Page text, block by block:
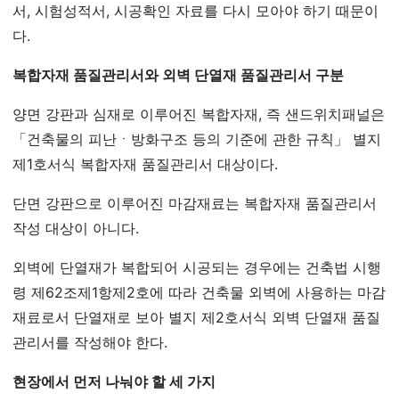
서, 시험성적서, 시공확인 자료를 다시 모아야 하기 때문이
다.
복합자재 품질관리서와 외벽 단열재 품질관리서 구분
양면 강판과 심재로 이루어진 복합자재, 즉 샌드위치패널은
「건축물의 피난ㆍ방화구조 등의 기준에 관한 규칙」 별지
제1호서식 복합자재 품질관리서 대상이다.
단면 강판으로 이루어진 마감재료는 복합자재 품질관리서
작성 대상이 아니다.
외벽에 단열재가 복합되어 시공되는 경우에는 건축법 시행
령 제62조제1항제2호에 따라 건축물 외벽에 사용하는 마감
재료로서 단열재로 보아 별지 제2호서식 외벽 단열재 품질
관리서를 작성해야 한다.
현장에서 먼저 나눠야 할 세 가지